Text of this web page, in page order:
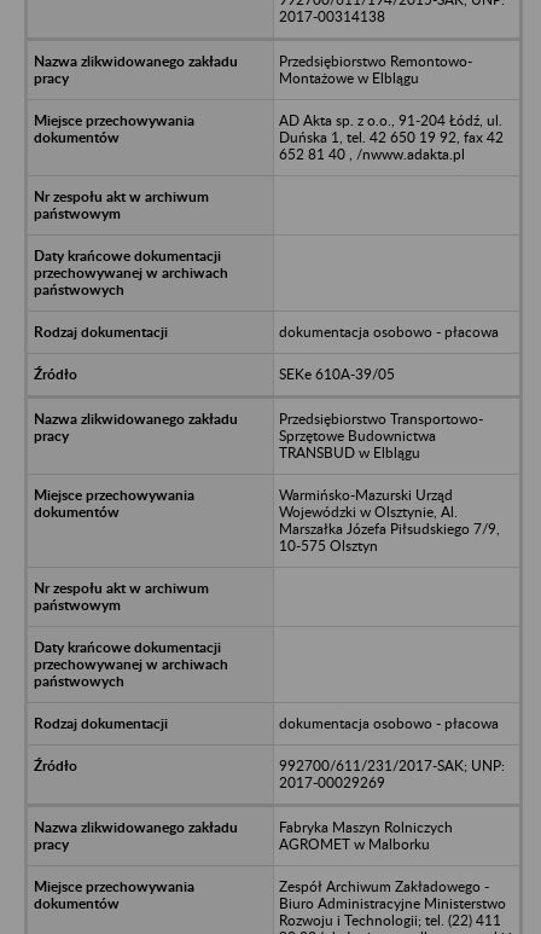
2017-00314138
Przedsiębiorstwo Remontowo-
Montażowe w Elblągu
AD Akta sp. z o.o., 91-204 Łódź, ul.
Duńska 1, tel. 42 650 19 92, fax 42
652 81 40 , /nwww.adakta.pl
dokumentacja osobowo - płacowa
SEKe 610A-39/05
Przedsiębiorstwo Transportowo-
Sprzętowe Budownictwa
TRANSBUD w Elblągu
Warmińsko-Mazurski Urząd
Wojewódzki w Olsztynie, Al.
Marszałka Józefa Piłsudskiego 7/9,
10-575 Olsztyn
dokumentacja osobowo - płacowa
992700/611/231/2017-SAK; UNP:
2017-00029269
Fabryka Maszyn Rolniczych
AGROMET w Malborku
Zespół Archiwum Zakładowego -
Biuro Administracyjne Ministerstwo
Rozwoju i Technologii; tel. (22) 411